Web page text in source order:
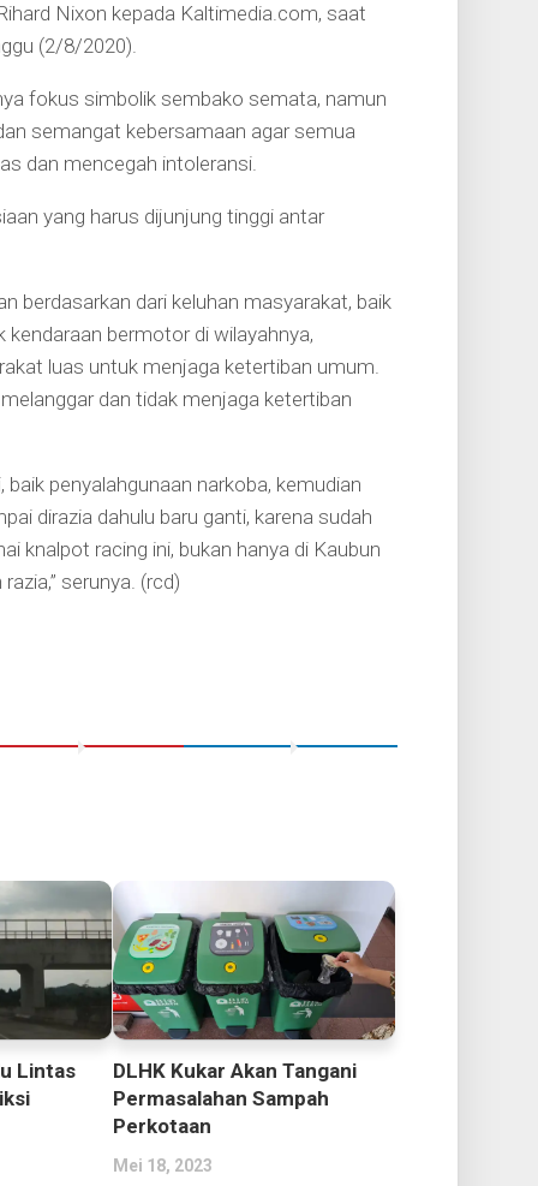
Nixon kepada Kaltimedia.com, saat
(2/8/2020).
fokus simbolik sembako semata, namun
semangat kebersamaan agar semua
dan mencegah intoleransi.
yang harus dijunjung tinggi antar
berdasarkan dari keluhan masyarakat, baik
bermotor di wilayahnya,
luas untuk menjaga ketertiban umum.
dan tidak menjaga ketertiban
penyalahgunaan narkoba, kemudian
dirazia dahulu baru ganti, karena sudah
knalpot racing ini, bukan hanya di Kaubun
serunya. (rcd)
Lintas
DLHK Kukar Akan Tangani
Permasalahan Sampah
Perkotaan
Mei 18, 2023